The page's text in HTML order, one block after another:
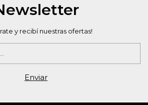
y recibí nuestras ofertas!